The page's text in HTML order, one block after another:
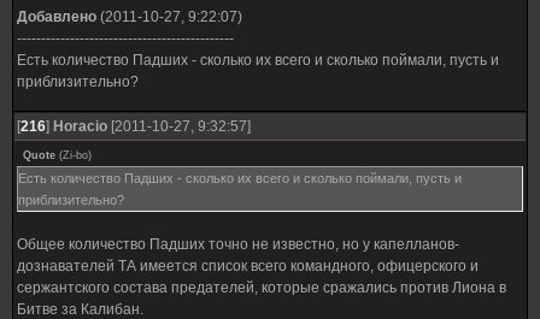
Добавлено (2011-10-27, 9:22:07)
---------------------------------------------
Есть количество Падших - сколько их всего и сколько поймали, пусть и
приблизительно?
[216] Horacio [2011-10-27, 9:32:57]
Quote (Zi-bo)
Есть количество Падших - сколько их всего и сколько поймали, пусть и
приблизительно?
Общее количество Падших точно не известно, но у капелланов-
дознавателей ТА имеется список всего командного, офицерского и
сержантского состава предателей, которые сражались против Лиона в
Битве за Калибан.